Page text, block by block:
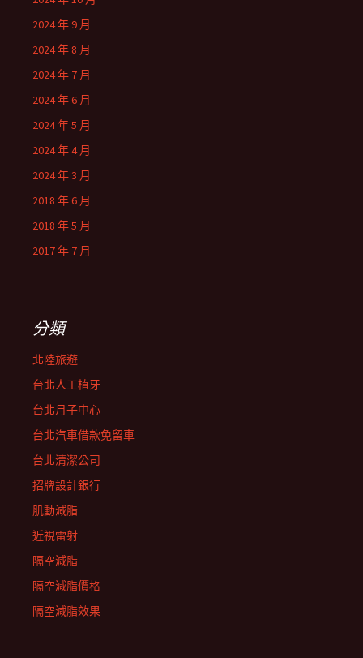
2024 年 9 月
2024 年 8 月
2024 年 7 月
2024 年 6 月
2024 年 5 月
2024 年 4 月
2024 年 3 月
2018 年 6 月
2018 年 5 月
2017 年 7 月
分類
北陸旅遊
台北人工植牙
台北月子中心
台北汽車借款免留車
台北清潔公司
招牌設計銀行
肌動減脂
近視雷射
隔空減脂
隔空減脂價格
隔空減脂效果